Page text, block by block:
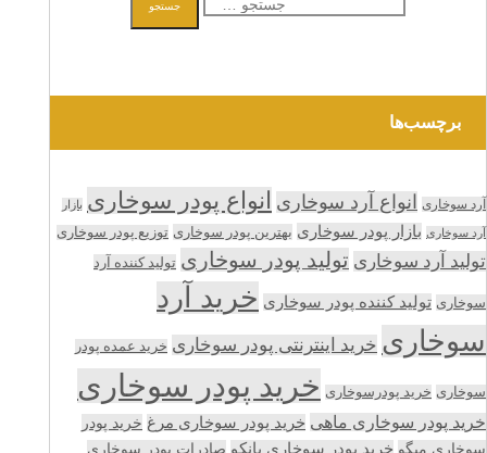
برای:
جستجو
برچسب‌ها
آرد سوخاری انواع آرد سوخاری انواع پودر سوخاری بازار
آرد سوخاری بازار پودر سوخاری بهترین پودر سوخاری توزیع پودر سوخاری
تولید آرد سوخاری تولید پودر سوخاری تولید کننده آرد
سوخاری تولید کننده پودر سوخاری خرید آرد
سوخاری خرید اینترنتی پودر سوخاری خرید عمده پودر
سوخاری خرید پودرسوخاری خرید پودر سوخاری
خرید پودر سوخاری ماهی خرید پودر سوخاری مرغ خرید پودر
سوخاری میگو خرید پودر سوخاری پانکو صادرات پودر سوخاری